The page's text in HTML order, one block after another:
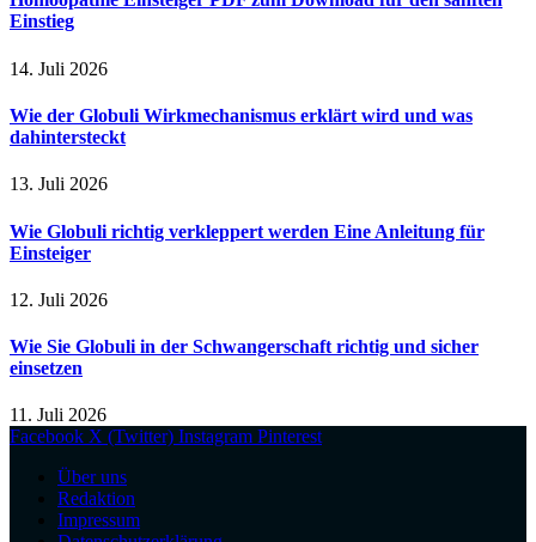
Einstieg
14. Juli 2026
Wie der Globuli Wirkmechanismus erklärt wird und was
dahintersteckt
13. Juli 2026
Wie Globuli richtig verkleppert werden Eine Anleitung für
Einsteiger
12. Juli 2026
Wie Sie Globuli in der Schwangerschaft richtig und sicher
einsetzen
11. Juli 2026
Facebook X (Twitter) Instagram Pinterest
Über uns
Redaktion
Impressum